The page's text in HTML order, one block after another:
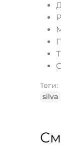
Теги:
silva